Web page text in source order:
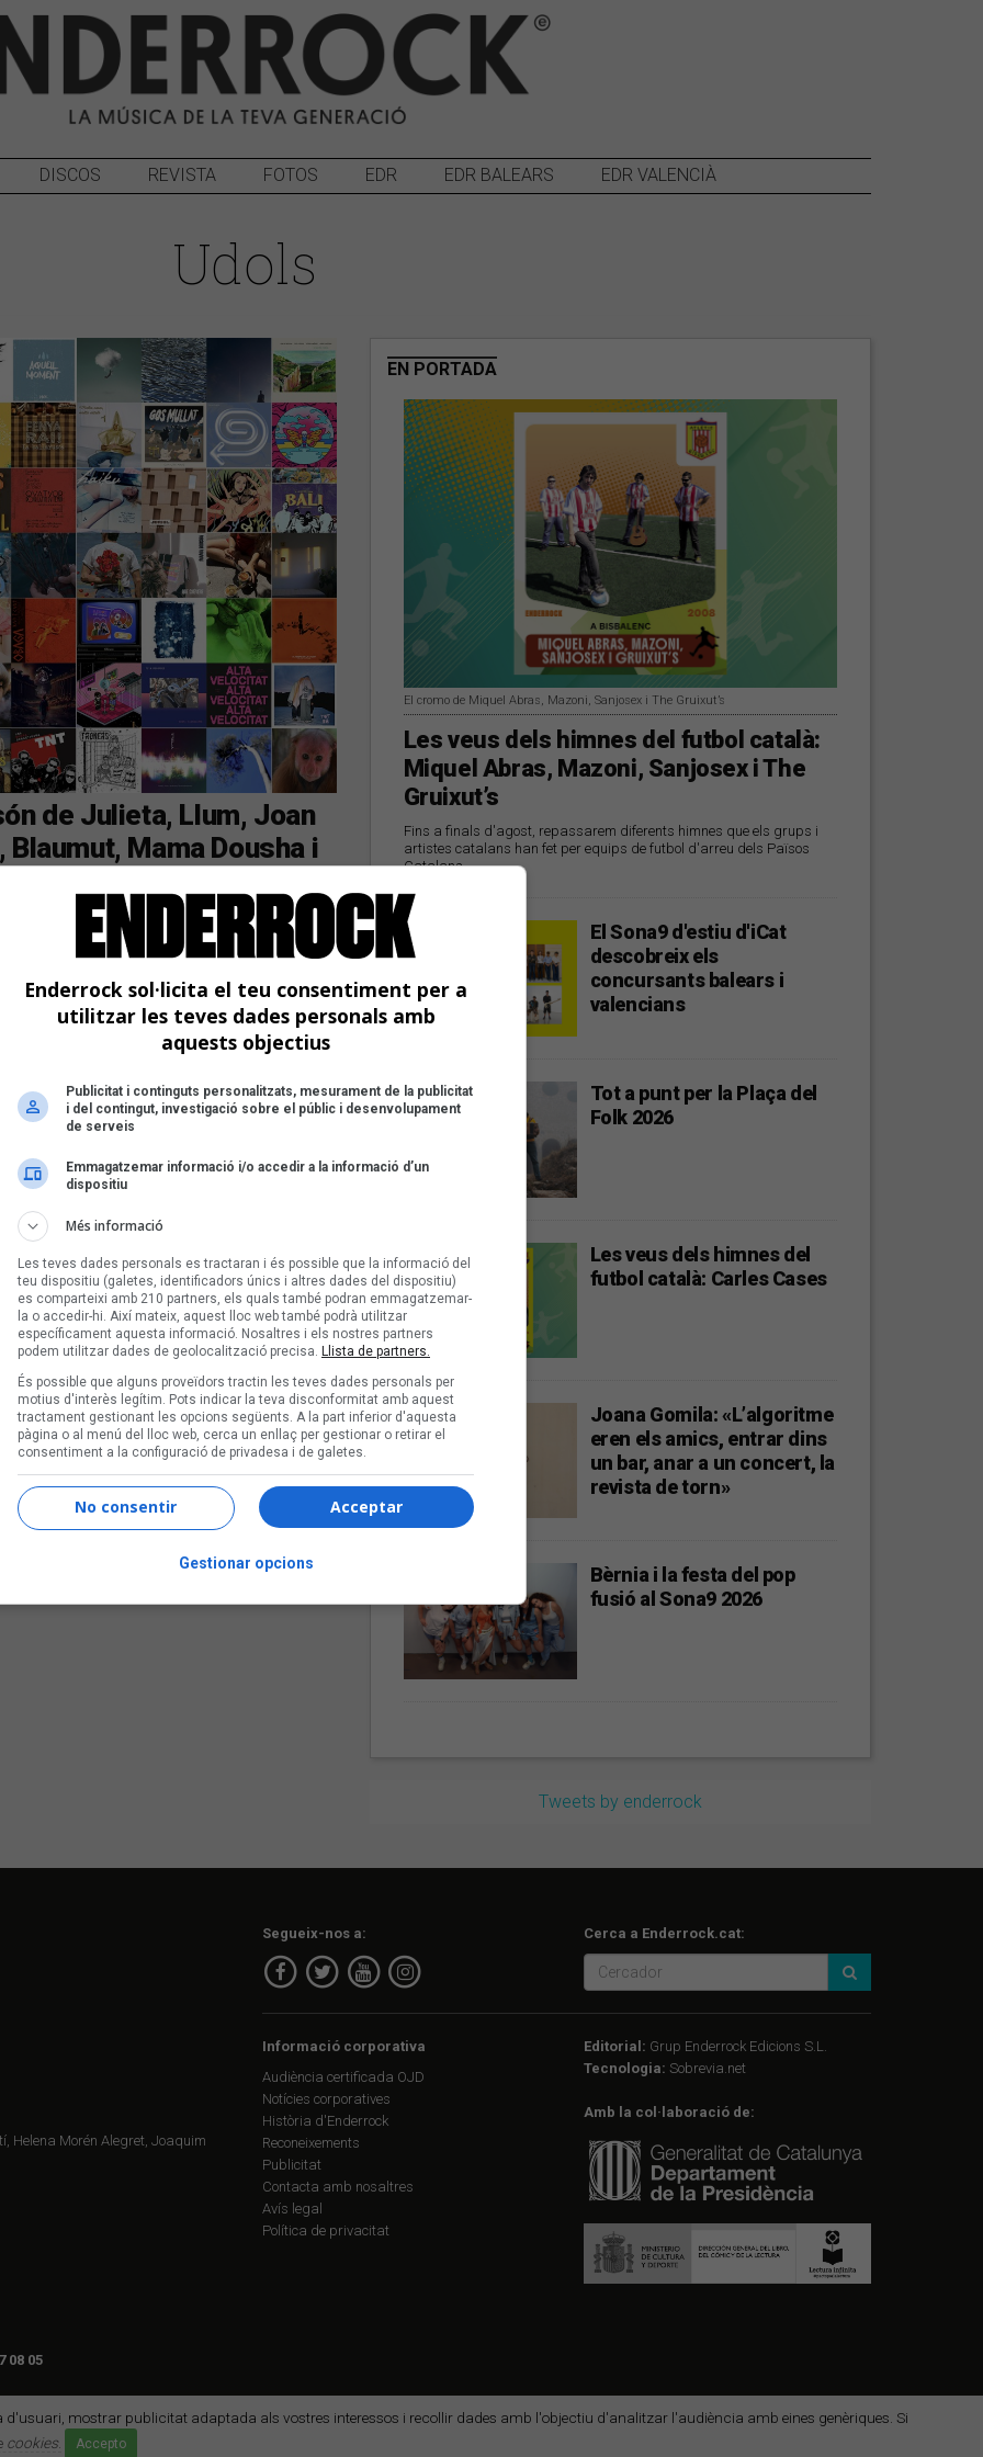
d'usuari, mostrar publicitat adaptada als vostres interessos i recollir dades amb l'objectiu d'analitzar l'audiència amb eines genèriques. Si
cookies. Accepto
DISCOS REVISTA FOTOS EDR EDR BALEARS EDR VALENCIÀ
Udols
de Julieta, Llum, Joan
Mama Dousha i
darrers dies
1
Següent >
EN PORTADA
El cromo de Miquel Abras, Mazoni, Sanjosex i The Gruixut’s
Les veus dels himnes del futbol català:
Miquel Abras, Mazoni, Sanjosex i The
Gruixut’s
Fins a finals d'agost, repassarem diferents himnes que els grups i
artistes catalans han fet per equips de futbol d'arreu dels Països
Catalans
El Sona9 d'estiu d'iCat
descobreix els
concursants balears i
valencians
Tot a punt per la Plaça del
Folk 2026
Les veus dels himnes del
futbol català: Carles Cases
Joana Gomila: «L’algoritme
eren els amics, entrar dins
un bar, anar a un concert, la
revista de torn»
Bèrnia i la festa del pop
fusió al Sona9 2026
Tweets by enderrock
Helena Morén Alegret, Joaquim
08 05
Segueix-nos a: Cerca a Enderrock.cat:
Informació corporativa
Audiència certificada OJD
Notícies corporatives
Història d'Enderrock
Reconeixements
Publicitat
Contacta amb nosaltres
Avís legal
Política de privacitat
Editorial: Grup Enderrock Edicions S.L.
Tecnologia: Sobrevia.net
Amb la col·laboració de:
Enderrock sol·licita el teu consentiment per a
utilitzar les teves dades personals amb
aquests objectius
Publicitat i continguts personalitzats, mesurament de la publicitat
i del contingut, investigació sobre el públic i desenvolupament
de serveis
Emmagatzemar informació i/o accedir a la informació d’un
dispositiu
Més informació
Les teves dades personals es tractaran i és possible que la informació del
teu dispositiu (galetes, identificadors únics i altres dades del dispositiu)
es comparteixi amb 210 partners, els quals també podran emmagatzemar-
la o accedir-hi. Així mateix, aquest lloc web també podrà utilitzar
específicament aquesta informació. Nosaltres i els nostres partners
podem utilitzar dades de geolocalització precisa. Llista de partners.
És possible que alguns proveïdors tractin les teves dades personals per
motius d'interès legítim. Pots indicar la teva disconformitat amb aquest
tractament gestionant les opcions següents. A la part inferior d'aquesta
pàgina o al menú del lloc web, cerca un enllaç per gestionar o retirar el
consentiment a la configuració de privadesa i de galetes.
Acceptar
No consentir
Gestionar opcions